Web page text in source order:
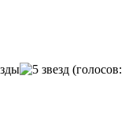
(голосов: